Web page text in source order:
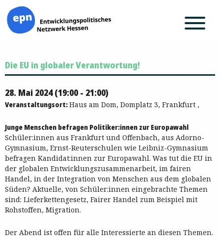
Inhalt
springen
Die EU in globaler Verantwortung!
28. Mai 2024 (19:00 - 21:00)
Veranstaltungsort:Haus am Dom, Domplatz 3, Frankfurt ,
Junge Menschen befragen Politiker:innen zur Europawahl
Schüler:innen aus Frankfurt und Offenbach, aus Adorno-
Gymnasium, Ernst-Reuterschulen wie Leibniz-Gymnasium
befragen Kandidat:innen zur Europawahl. Was tut die EU in
der globalen Entwicklungszusammenarbeit, im fairen
Handel, in der Integration von Menschen aus dem globalen
Süden? Aktuelle, von Schüler:innen eingebrachte Themen
sind: Lieferkettengesetz, Fairer Handel zum Beispiel mit
Rohstoffen, Migration.
Der Abend ist offen für alle Interessierte an diesen Themen.